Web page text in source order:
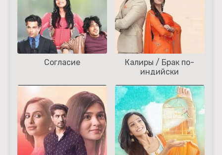
Согласие
Калиры / Брак по-
индийски